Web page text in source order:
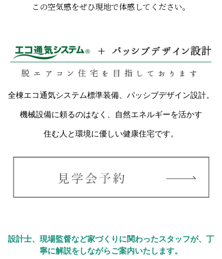
この空気感をぜひ現地で体感してください。
全棟エコ通気システム標準装備、パッシブデザイン設計。
機械設備に頼るのはなく、自然エネルギーを活かす
住む人と環境に優しい健康住宅です。
設計士、現場監督など家づくりに関わったスタッフが、丁
寧に解説をしながらご案内いたします。